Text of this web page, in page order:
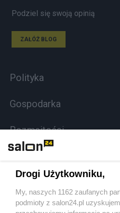
Podziel się swoją opinią
ZAŁÓŻ BLOG
Polityka
Gospodarka
Rozmaitości
Sport
Społeczeństwo
Drogi Użytkowniku,
My, naszych 1162 zaufanych
podmioty z salon24.pl